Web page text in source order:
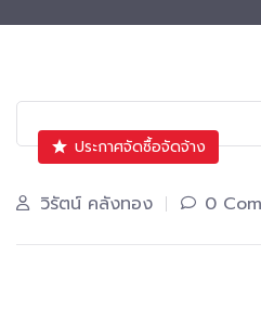
ประกาศจัดซื้อจัดจ้าง
วิรัตน์ คลังทอง 0